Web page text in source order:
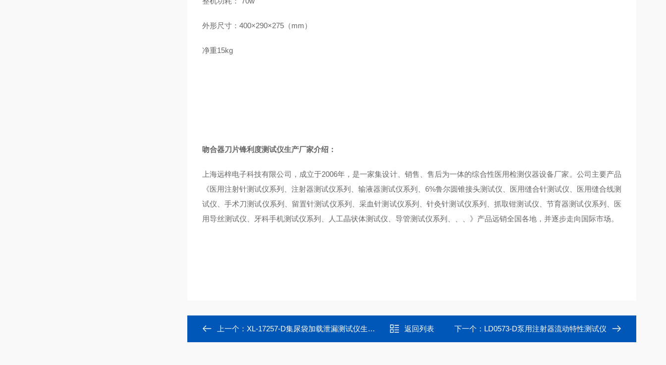
外形尺寸：400×290×275（mm）
净重15kg
吻合器刀片锋利度测试仪生产厂家介绍：
上海远梓电子科技有限公司，成立于2006年，是一家集设计、销售、售后为一体的综合性医用检测仪器设备厂家。公司主要产品
《医用注射针测试仪系列、注射器测试仪系列、输液器测试仪系列、6%鲁尔圆锥接头测试仪、医用缝合针测试仪、医用缝合线测
试仪、手术刀测试仪系列、留置针测试仪系列、采血针测试仪系列、针灸针测试仪系列、抓取钳测试仪、节育器测试仪系列、医
用导丝测试仪、牙科手机测试仪系列、人工晶状体测试仪、导管测试仪系列、、、》产品远销全国各地，并逐步走向国际市场。
上一个： XL-17257-D集尿袋加载泄漏测试仪生产厂家 返回列表 下一个： LD0573-D泵用注射器流动特性测试仪